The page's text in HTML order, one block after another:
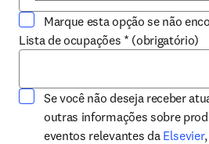
Marque esta opção se não
Lista de ocupações * (obrigatório)
Se você não deseja receber
outras informações sobre
eventos relevantes da Elsevier